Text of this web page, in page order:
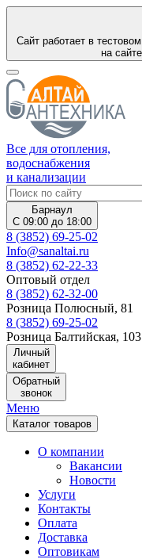
Сайт работает в
на
Все для отопления,
водоснабжения
и канализации
Барнаул
С 09:00 до 18:00
8 (3852) 69-25-02
Info@sanaltai.ru
8 (3852) 62-22-33
Оптовый отдел
8 (3852) 62-32-00
Розница Полюсный, 81
8 (3852) 69-25-02
Розница Балтийская, 103
Личный
кабинет
Обратный
звонок
Меню
Каталог товаров
О компании
Вакансии
Новости
Услуги
Контакты
Оплата
Доставка
Оптовикам